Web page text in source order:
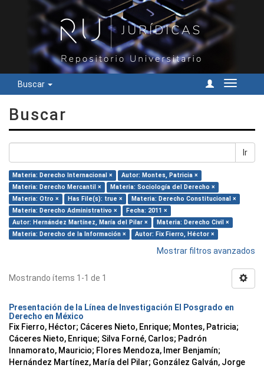
Buscar
Cambiar
Buscar
Ir
Materia: Derecho Internacional ×
Autor: Montes, Patricia ×
Materia: Derecho Mercantil ×
Materia: Sociología del Derecho ×
Materia: Otro ×
Has File(s): true ×
Materia: Derecho Constitucional ×
Materia: Derecho Administrativo ×
Fecha: 2011 ×
Autor: Hernández Martínez, María del Pilar ×
Materia: Derecho Civil ×
Materia: Derecho de la Información ×
Autor: Fix Fierro, Héctor ×
Mostrar filtros avanzados
Mostrando ítems 1-1 de 1
Presentación de la Línea de Investigación El Posgrado en
Derecho en México
Fix Fierro, Héctor; Cáceres Nieto, Enrique; Montes, Patricia;
Cáceres Nieto, Enrique; Silva Forné, Carlos; Padrón
Innamorato, Mauricio; Flores Mendoza, Imer Benjamín;
Hernández Martínez, María del Pilar; González Galván, Jorge